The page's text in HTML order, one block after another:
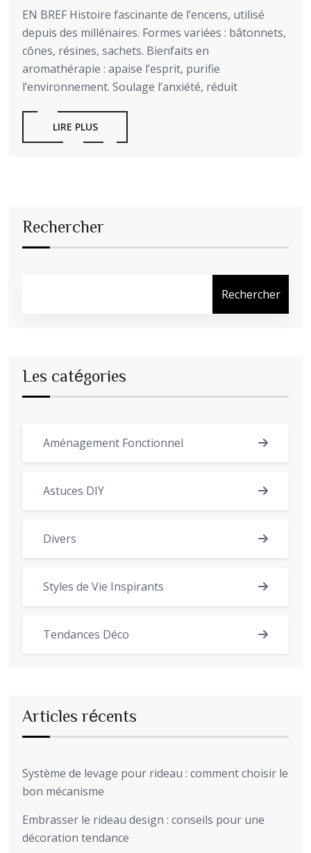
EN BREF Histoire fascinante de l’encens, utilisé
depuis des millénaires. Formes variées : bâtonnets,
cônes, résines, sachets. Bienfaits en
aromathérapie : apaise l’esprit, purifie
l’environnement. Soulage l’anxiété, réduit
LIRE PLUS
Rechercher
Rechercher
Les catégories
Aménagement Fonctionnel
Astuces DIY
Divers
Styles de Vie Inspirants
Tendances Déco
Articles récents
Système de levage pour rideau : comment choisir le
bon mécanisme
Embrasser le rideau design : conseils pour une
décoration tendance